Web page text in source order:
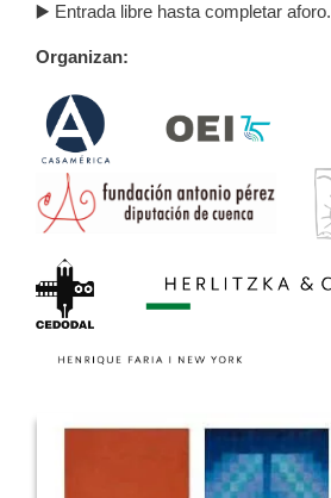
▶️ Entrada libre hasta completar aforo.
Organizan: